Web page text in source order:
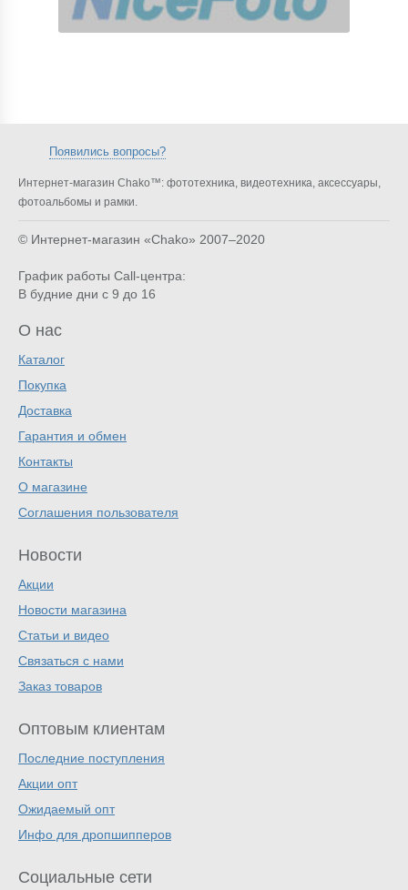
Появились вопросы?
Интернет-магазин Chako™: фототехника, видеотехника, аксессуары,
фотоальбомы и рамки.
© Интернет-магазин «Chako» 2007–2020
График работы Call-центра:
В будние дни с 9 до 16
О нас
Каталог
Покупка
Доставка
Гарантия и обмен
Контакты
О магазине
Соглашения пользователя
Новости
Акции
Новости магазина
Статьи и видео
Связаться с нами
Заказ товаров
Оптовым клиентам
Последние поступления
Акции опт
Ожидаемый опт
Инфо для дропшипперов
Социальные сети